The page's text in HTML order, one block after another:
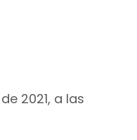
2021, a las